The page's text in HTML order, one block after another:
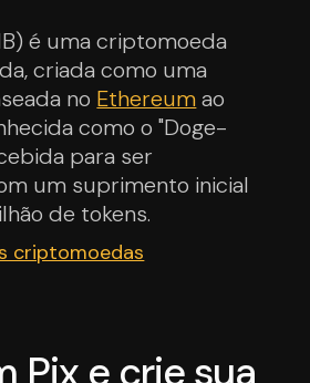
é uma criptomoeda
criada como uma
no Ethereumao
como o "Doge-
para ser
um suprimento inicial
de tokens.
criptomoedas
Pix e crie sua